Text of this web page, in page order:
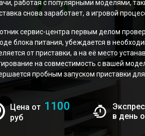
работая с популярными моделями,
снова заработает, а игровой
сервис-центра первым делом
блока питания, убеждается в
от приставки, а на её место
на совместимость с вашей
пробным запуском приставки
Цена от 1100
руб
в день